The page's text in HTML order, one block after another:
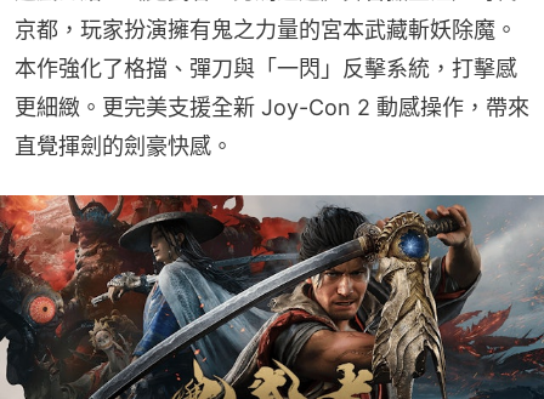
京都，玩家扮演擁有鬼之力量的宮本武藏斬妖除魔。
本作強化了格擋、彈刀與「一閃」反擊系統，打擊感
更細緻。更完美支援全新 Joy-Con 2 動感操作，帶來
直覺揮劍的劍豪快感。